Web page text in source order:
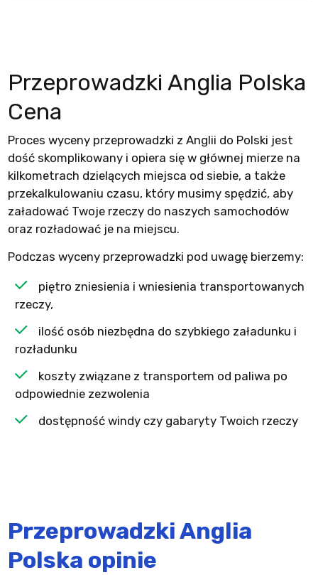
Przeprowadzki Anglia Polska
Cena
Proces wyceny przeprowadzki z Anglii do Polski jest
dość skomplikowany i opiera się w głównej mierze na
kilkometrach dzielących miejsca od siebie, a także
przekalkulowaniu czasu, który musimy spędzić, aby
załadować Twoje rzeczy do naszych samochodów
oraz rozładować je na miejscu.
Podczas wyceny przeprowadzki pod uwagę bierzemy:
piętro zniesienia i wniesienia transportowanych
rzeczy,
ilość osób niezbędna do szybkiego załadunku i
rozładunku
koszty związane z transportem od paliwa po
odpowiednie zezwolenia
dostępność windy czy gabaryty Twoich rzeczy
Przeprowadzki Anglia
Polska opinie